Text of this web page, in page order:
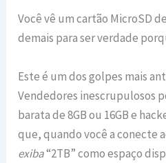
Você vê um cartão MicroSD
demais para ser verdade
Este é um dos golpes mais
Vendedores inescrupulosos
barata de 8GB ou 16GB e
que, quando você a conecte
exiba“2TB” como espaço